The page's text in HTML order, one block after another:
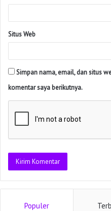
Situs Web
Simpan nama, email, dan situs
komentar saya berikutnya.
Populer